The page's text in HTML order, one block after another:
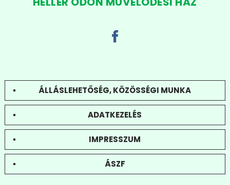
ÁLLÁSLEHETŐSÉG, KÖZÖSSÉGI MUNKA
ADATKEZELÉS
IMPRESSZUM
ÁSZF